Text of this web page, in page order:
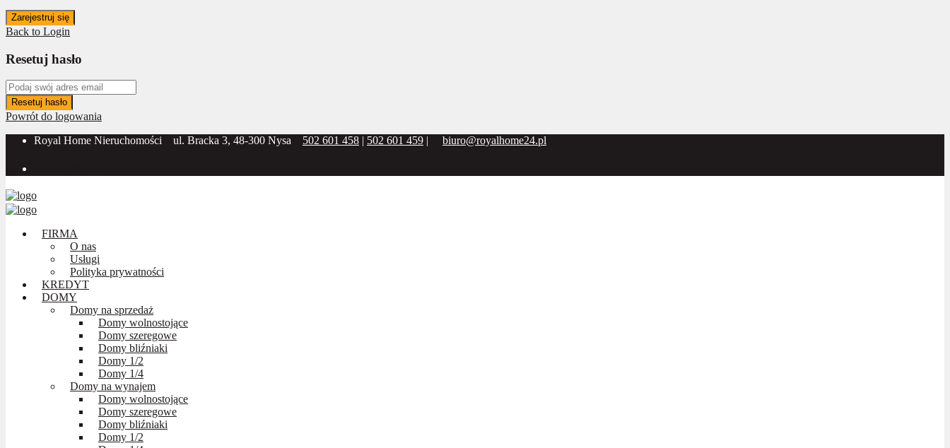
Zarejestruj się
Back to Login
Resetuj hasło
Resetuj hasło
Powrót do logowania
Royal Home Nieruchomości
ul. Bracka 3, 48-300 Nysa 502 601 458 | 502 601 459 | biuro@royalhome24.pl
FIRMA
O nas
Usługi
Polityka prywatności
KREDYT
DOMY
Domy na sprzedaż
Domy wolnostojące
Domy szeregowe
Domy bliźniaki
Domy 1/2
Domy 1/4
Domy na wynajem
Domy wolnostojące
Domy szeregowe
Domy bliźniaki
Domy 1/2